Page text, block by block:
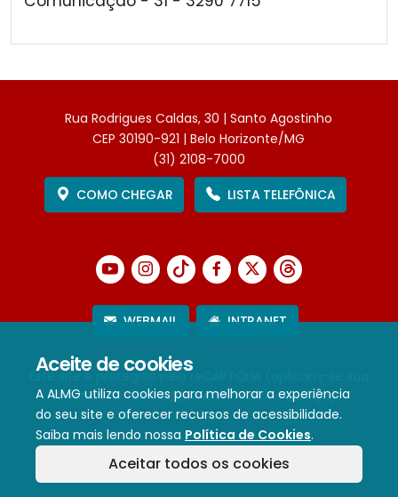
Aceite de cookies
A ALMG utiliza cookies para melhorar a experiência
do seu site e oferecer recursos de acessibilidade.
Saiba mais lendo nossa Política de Cookies.
Aceitar todos os cookies
Rua Rodrigues Caldas, 30 | Santo Agostinho
CEP 30190-921 | Belo Horizonte/MG
(31) 2108-7000
COMO CHEGAR
LISTA TELEFÔNICA
WEBMAIL INTRANET
Este site é protegido pelo reCAPTCHA (aplicam-se sua
Política de PrivacidadeeTermos de Serviço).
Termos de Uso e Política de Privacidade
Política de cookies